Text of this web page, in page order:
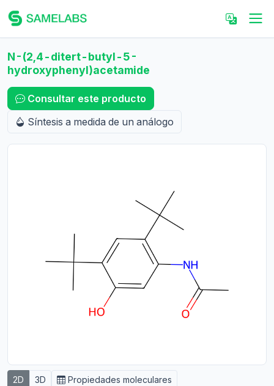
N-(2,4-ditert-butyl-5-
hydroxyphenyl)acetamide
Consultar este producto
Síntesis a medida de un análogo
2D 3D Propiedades moleculares